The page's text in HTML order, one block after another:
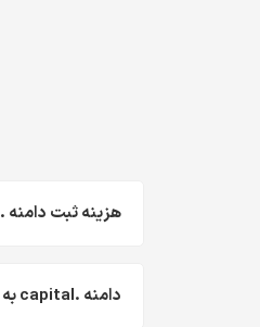
هزینه ثبت دامنه .capital چقدر است؟
دامنه .capital به نام چه کسی ثبت می شود؟